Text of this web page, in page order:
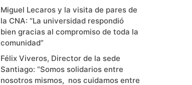
Miguel Lecaros y la visita de pares de
la CNA: “La universidad respondió
bien gracias al compromiso de toda la
comunidad”
Félix Viveros, Director de la sede
Santiago: “Somos solidarios entre
nosotros mismos, nos cuidamos entre